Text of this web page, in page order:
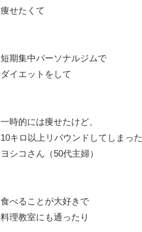
痩せたくて
短期集中パーソナルジムで
ダイエットをして
一時的には痩せたけど、
10キロ以上リバウンドしてしまった
ヨシコさん（50代主婦）
食べることが大好きで
料理教室にも通ったり